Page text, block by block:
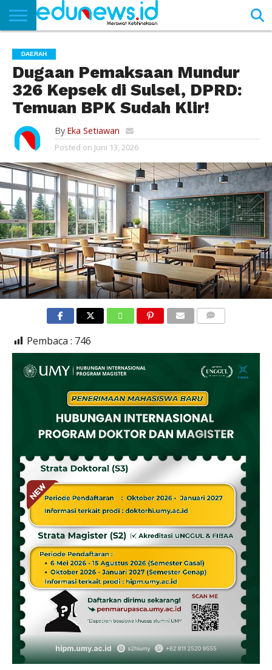
NEWS
EDUNEWS
LITERASI
PUSTAKA
SOSOK
TEKNO
KHASANAH
SASTRA
DAERAH
Dugaan Pemaksaan Mundur
326 Kepsek di Sulsel, DPRD:
Temuan BPK Sudah Klir!
By Eka Setiawan
Posted on Juni 13, 2026
Pembaca : 746